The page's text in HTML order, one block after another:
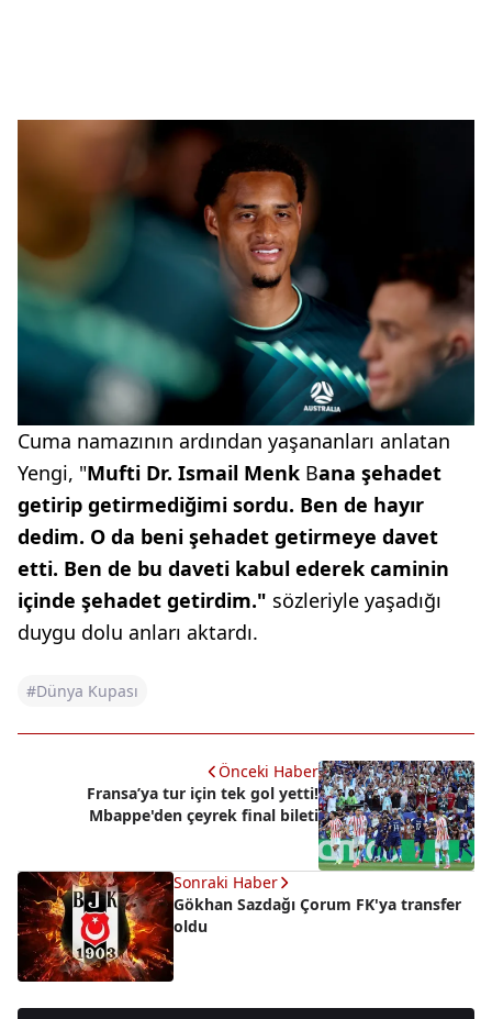
Cuma namazının ardından yaşananları anlatan
Yengi, "Mufti Dr. Ismail Menk Bana şehadet
getirip getirmediğimi sordu. Ben de hayır
dedim. O da beni şehadet getirmeye davet
etti. Ben de bu daveti kabul ederek caminin
içinde şehadet getirdim." sözleriyle yaşadığı
duygu dolu anları aktardı.
#Dünya Kupası
Önceki Haber
Fransa’ya tur için tek gol yetti!
Mbappe'den çeyrek final bileti
Sonraki Haber
Gökhan Sazdağı Çorum FK'ya transfer
oldu